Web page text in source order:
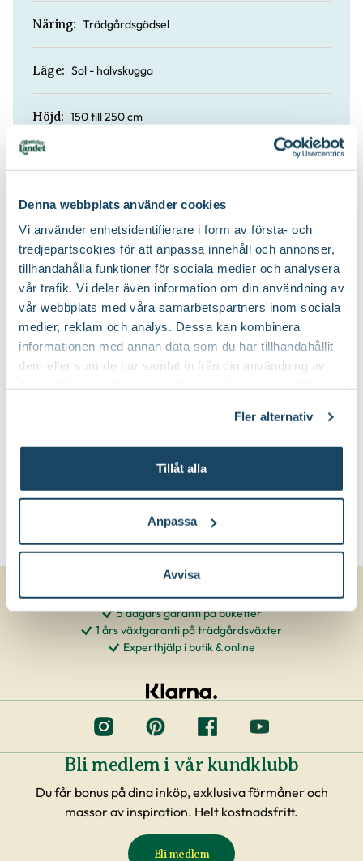
Denna webbplats använder cookies
Vi använder enhetsidentifierare i form av första- och
tredjepartscokies för att anpassa innehåll och annonser,
tillhandahålla funktioner för sociala medier och analysera
vår trafik. Vi delar även information om din användning av
vår webbplats med våra samarbetspartners inom sociala
medier, reklam och analys. Dessa kan kombinera
informationen med annan data som du har tillhandahållit
dem eller som de har samlat in från din användning av
Fler alternativ
Tillåt alla
Anpassa
Avvisa
Näring: Trädgårdsgödsel
Läge: Sol - halvskugga
Höjd: 150 till 250 cm
Jordprodukter: Planteringsjord och barkmull
Växtsätt: Pyramidformat
Beskärningstid: Juli-september (JAS-perioden)
Beskärningssätt: Beskärning är inte nödvändig
5 dagars garanti på buketter
1 års växtgaranti på trädgårdsväxter
Experthjälp i butik & online
Bli medlem i vår kundklubb
Du får bonus på dina inköp, exklusiva förmåner och
massor av inspiration. Helt kostnadsfritt.
Bli medlem